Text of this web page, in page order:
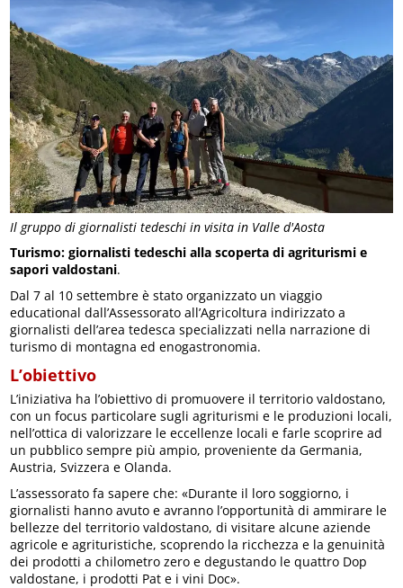
Il gruppo di giornalisti tedeschi in visita in Valle d'Aosta
Turismo: giornalisti tedeschi alla scoperta di agriturismi e
sapori valdostani.
Dal 7 al 10 settembre è stato organizzato un viaggio
educational dall’Assessorato all’Agricoltura indirizzato a
giornalisti dell’area tedesca specializzati nella narrazione di
turismo di montagna ed enogastronomia.
L’obiettivo
L’iniziativa ha l’obiettivo di promuovere il territorio valdostano,
con un focus particolare sugli agriturismi e le produzioni locali,
nell’ottica di valorizzare le eccellenze locali e farle scoprire ad
un pubblico sempre più ampio, proveniente da Germania,
Austria, Svizzera e Olanda.
L’assessorato fa sapere che: «Durante il loro soggiorno, i
giornalisti hanno avuto e avranno l’opportunità di ammirare le
bellezze del territorio valdostano, di visitare alcune aziende
agricole e agrituristiche, scoprendo la ricchezza e la genuinità
dei prodotti a chilometro zero e degustando le quattro Dop
valdostane, i prodotti Pat e i vini Doc».